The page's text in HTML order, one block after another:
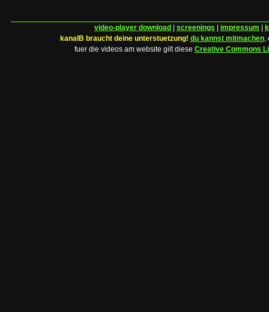
video-player download screenings impressum
kanalB braucht deine unterstuetzung! du kannst mitmachen,
fuer die videos am website gilt diese Creative Commons